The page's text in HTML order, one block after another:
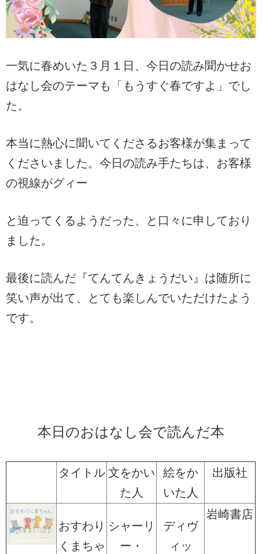
一気に春めいた３月１日、今日の読み聞かせお
はなし会のテーマも「もうすぐ春ですよ」でし
た。
本当に熱心に聞いてくださるお客様が集まって
くださいました。今日の読み手たちは、お客様
の視線がグィー
と迫ってくるようだった、と口々に申しており
ました。
最後に読んだ『てんてんきょうだい』は随所に
笑い声が出て、とても楽しんでいただけたよう
です。
本日のおはなし会で読んだ本
タイトル 文をかい
た人
絵をか
いた人
出版社
おすわり
くまちゃ
シャーリ
ー・
ディヴ
ィッ
岩崎書店